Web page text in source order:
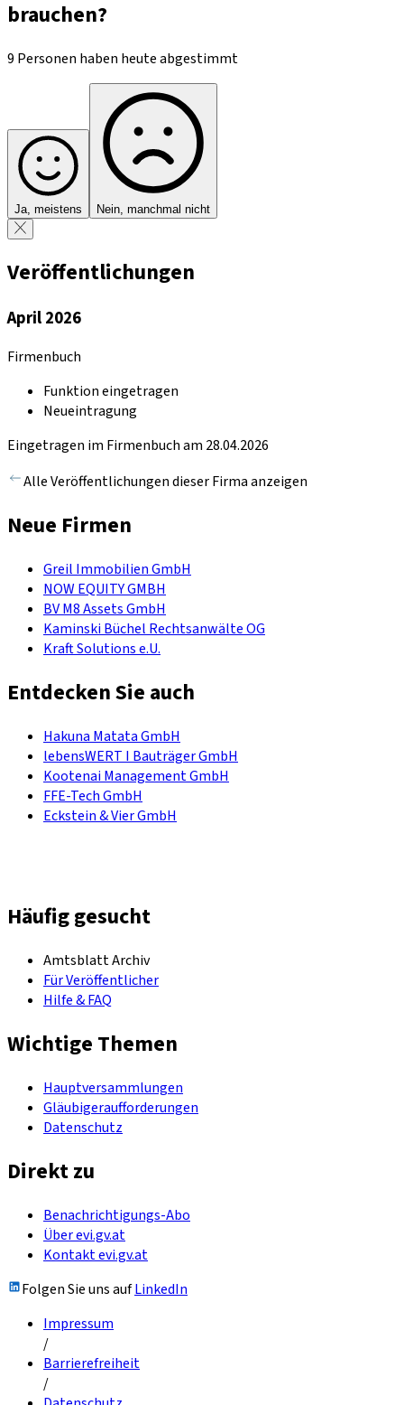
brauchen?
9 Personen haben heute abgestimmt
Ja, meistens Nein, manchmal nicht
Veröffentlichungen
April 2026
Firmenbuch
Funktion eingetragen
Neueintragung
Eingetragen im Firmenbuch am 28.04.2026
Alle Veröffentlichungen dieser Firma anzeigen
Neue Firmen
Greil Immobilien GmbH
NOW EQUITY GMBH
BV M8 Assets GmbH
Kaminski Büchel Rechtsanwälte OG
Kraft Solutions e.U.
Entdecken Sie auch
Hakuna Matata GmbH
lebensWERT I Bauträger GmbH
Kootenai Management GmbH
FFE-Tech GmbH
Eckstein & Vier GmbH
Häufig gesucht
Amtsblatt Archiv
Für Veröffentlicher
Hilfe & FAQ
Wichtige Themen
Hauptversammlungen
Gläubigeraufforderungen
Datenschutz
Direkt zu
Benachrichtigungs-Abo
Über evi.gv.at
Kontakt evi.gv.at
Folgen Sie uns aufLinkedIn
Impressum
/
Barrierefreiheit
/